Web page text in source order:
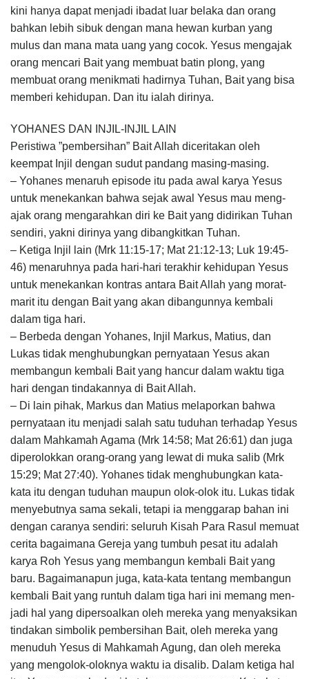
kini hanya dapat menjadi ibadat luar belaka dan orang
bahkan lebih sibuk dengan mana hewan kurban yang
mulus dan mana mata uang yang cocok. Yesus mengajak
orang mencari Bait yang membuat batin plong, yang
membuat orang menikmati hadirnya Tuhan, Bait yang bisa
memberi kehidupan. Dan itu ialah dirinya.
YOHANES DAN INJIL-INJIL LAIN
Peristiwa ”pembersihan” Bait Allah diceritakan oleh
keempat Injil dengan sudut pandang masing-masing.
– Yohanes menaruh episode itu pada awal karya Yesus
untuk menekankan bahwa sejak awal Yesus mau meng­
ajak orang mengarahkan diri ke Bait yang didirikan Tuhan
sendiri, yakni dirinya yang dibangkit­kan Tuhan.
– Ketiga Injil lain (Mrk 11:15-17; Mat 21:12-13; Luk 19:45-
46) menaruhnya pada hari-hari terakhir kehidupan Yesus
untuk menekankan kontras antara Bait Allah yang morat-
marit itu dengan Bait yang akan dibangun­nya kembali
dalam tiga hari.
– Berbeda dengan Yohanes, Injil Markus, Matius, dan
Lukas tidak menghubungkan pernyataan Yesus akan
membangun kembali Bait yang hancur dalam waktu tiga
hari dengan tindakannya di Bait Allah.
– Di lain pihak, Markus dan Matius melaporkan bahwa
pernyataan itu menjadi salah satu tuduhan terhadap Yesus
dalam Mahkamah Agama (Mrk 14:58; Mat 26:61) dan juga
diperolokkan orang-orang yang lewat di muka salib (Mrk
15:29; Mat 27:40). Yohanes tidak menghu­bung­kan kata-
kata itu dengan tuduhan maupun olok-olok itu. Lukas tidak
menyebutnya sama sekali, tetapi ia menggarap bahan ini
dengan caranya sendiri: seluruh Kisah Para Rasul memuat
cerita bagaimana Gereja yang tumbuh pesat itu adalah
karya Roh Yesus yang mem­bangun kembali Bait yang
baru. Bagaimanapun juga, kata-kata tentang membangun
kembali Bait yang runtuh dalam tiga hari ini memang men­
jadi hal yang dipersoalkan oleh mereka yang menyaksikan
tindakan simbolik pembersihan Bait, oleh mereka yang
me­nuduh Yesus di Mahkamah Agung, dan oleh mereka
yang mengolok-oloknya waktu ia disalib. Dalam ketiga hal